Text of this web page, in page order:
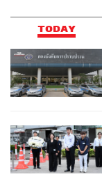
TODAY